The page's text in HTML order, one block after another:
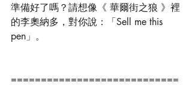
準備好了嗎？請想像《 華爾街之狼 》裡
的李奧納多，對你說：「Sell me this
pen」。
============================